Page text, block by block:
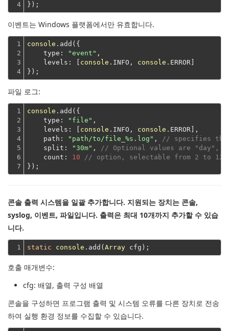
4
});
이벤트는 Windows 플랫폼에서만 유효합니다.
1
2
3
4
console .add({
type : "event" ,
levels : [ console .INFO, console .ERROR]
});
파일 로그:
1
2
3
4
5
6
7
console .add({
type : "file" ,
levels : [ console .INFO, console .ERROR],
path : "path/to/file_%s.log" ,
// specifies the
split : "30m" ,
// Optional values are "day",
count : 10
// option, selectable from 2 to
});
콘솔 출력 시스템을 일괄 추가합니다. 지원되는 장치는 콘솔,
syslog, 이벤트, 파일입니다. 출력은 최대 10개까지 추가할 수 있습
니다.
1 static console .add( Array
호출 매개변수:
cfg: 배열, 출력 구성 배열
콘솔을 구성하면 프로그램 출력 및 시스템 오류를 다른 장치로 전송
하여 실행 환경 정보를 수집할 수 있습니다.